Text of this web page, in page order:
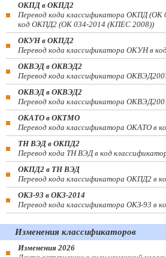
ОКПД в ОКПД2
Перевод кода классификатора ОКПД (ОК
код ОКПД2 (ОК 034-2014 (КПЕС 2008))
ОКУН в ОКПД2
Перевод кода классификатора ОКУН в
ОКВЭД в ОКВЭД2
Перевод кода классификатора
ОКВЭД в ОКВЭД2
Перевод кода классификатора
ОКАТО в ОКТМО
Перевод кода классификатора ОКАТО в
ТН ВЭД в ОКПД2
Перевод кода ТН ВЭД в код
ОКПД2 в ТН ВЭД
Перевод кода классификатора ОКПД2 в
ОКЗ-93 в ОКЗ-2014
Перевод кода классификатора ОКЗ-93 в
Изменения классификаторов
Изменения 2026